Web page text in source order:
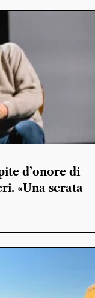
d’onore di
«Una serata